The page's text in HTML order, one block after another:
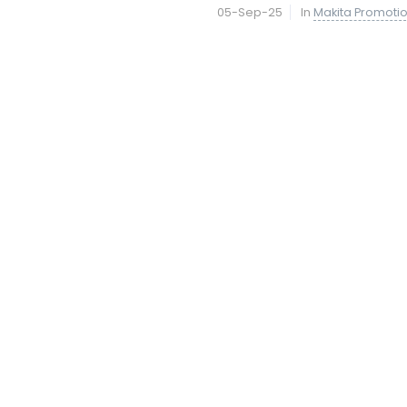
05-Sep-25 In Makita